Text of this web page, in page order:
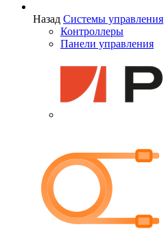
Назад Системы управления
Контроллеры
Панели управления